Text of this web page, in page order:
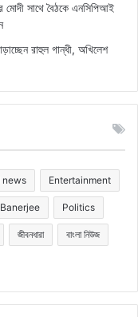
সাথে বৈঠকে এনসিপিআই
রাহুল গান্ধী, অখিলেশ
news Entertainment
Politics
জীবনধারা বাংলা নিউজ